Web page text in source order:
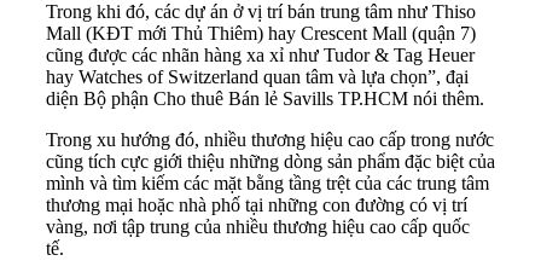
Trong khi đó, các dự án ở vị trí bán trung tâm như Thiso
Mall (KĐT mới Thủ Thiêm) hay Crescent Mall (quận 7)
cũng được các nhãn hàng xa xỉ như Tudor & Tag Heuer
hay Watches of Switzerland quan tâm và lựa chọn”, đại
diện Bộ phận Cho thuê Bán lẻ Savills TP.HCM nói thêm.
Trong xu hướng đó, nhiều thương hiệu cao cấp trong nước
cũng tích cực giới thiệu những dòng sản phẩm đặc biệt của
mình và tìm kiếm các mặt bằng tầng trệt của các trung tâm
thương mại hoặc nhà phố tại những con đường có vị trí
vàng, nơi tập trung của nhiều thương hiệu cao cấp quốc
tế.